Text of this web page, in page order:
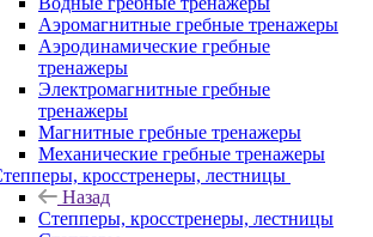
Аэромагнитные гребные тренажеры
Аэродинамические гребные
тренажеры
Электромагнитные гребные
тренажеры
Магнитные гребные тренажеры
Механические гребные тренажеры
кросстренеры, лестницы
Назад
Степперы, кросстренеры, лестницы